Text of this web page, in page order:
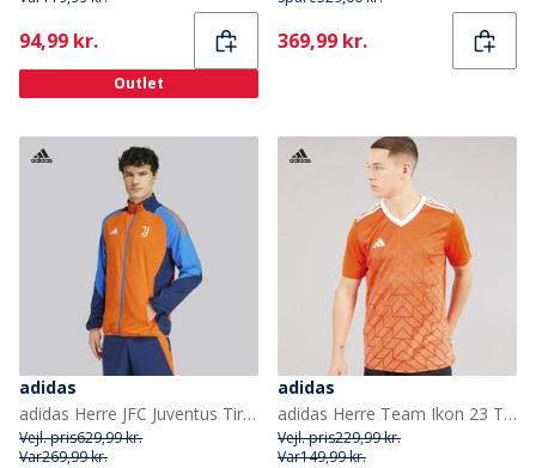
Current
94,99 kr.
Outlet
Current
369,99 kr.
adidas
adidas Herre JFC Juventus Tiro 24 Konkurrence Præsentations Tracktop Team Orange
Vejl. pris629,99 kr.
Var269,99 kr.
adidas
adidas Herre Team Ikon 23 T-shirt Team Orange
Vejl. pris229,99 kr.
Var149,99 kr.